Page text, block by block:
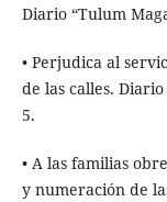
Diario “Tulum
• Perjudica al
de las calles.
5.
• A las familias
y numeración de